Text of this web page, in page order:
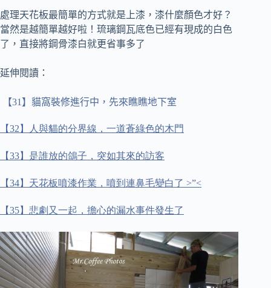
處理天花板最簡單的方式就是上漆，漆什麼顏色才好？
當然是越簡單越好啦！ 琉璃鋼瓦底色已經有現成的白色
了，直接將鋼骨漆白就更省事多了
延伸閱讀：
【31 】貓窩裝修進行中，先來瞧瞧地下室
【32 】人與貓的分界線，一道蒼綠色的木門
【33】是誰放的鴿子，突如其來的訪客
【34】天花板噴漆作業，噴到連鼻毛變白了 >”<
【35】悲劇又一起，擔心的漏水事件發生了